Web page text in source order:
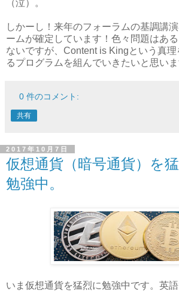
（泣）。
しかーし！来年のフォーラムの基調講
ームが確定しています！色々問題はあ
ないですが、Content is Kingという真
るプログラムを組んでいきたいと思いま
0 件のコメント:
共有
2017年10月7日
仮想通貨（暗号通貨）を
勉強中。
いま仮想通貨を猛烈に勉強中です。英